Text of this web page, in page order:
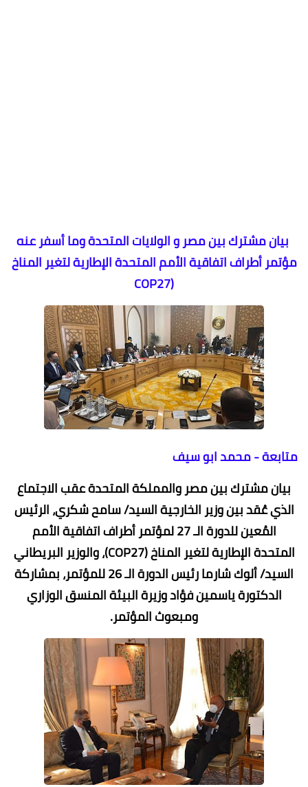
بيان مشترك بين مصر و الولايات المتحدة وما أسفر عنه
مؤتمر أطراف اتفاقية الأمم المتحدة الإطارية لتغير المناخ
(COP27
متابعة - محمد ابو سيف
بيان مشترك بين مصر والمملكة المتحدة عقب الاجتماع
الذي عُقد بين وزير الخارجية ‫السيد/ سامح شكري‬، الرئيس
المُعين للدورة الـ 27 لمؤتمر أطراف اتفاقية الأمم
المتحدة الإطارية لتغير المناخ (COP27)، والوزير البريطاني
السيد/ ألوك شارما رئيس الدورة الـ 26 للمؤتمر، بمشاركة
الدكتورة ياسمين فؤاد وزيرة البيئة المنسق الوزاري
ومبعوث المؤتمر.‬